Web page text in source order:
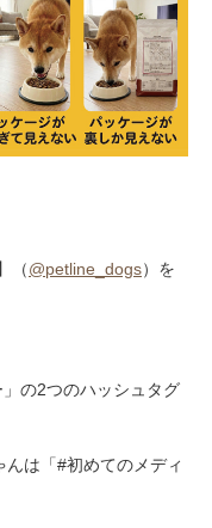
（@petline_dogs）を
の2つのハッシュタグ
は「#初めてのメディ